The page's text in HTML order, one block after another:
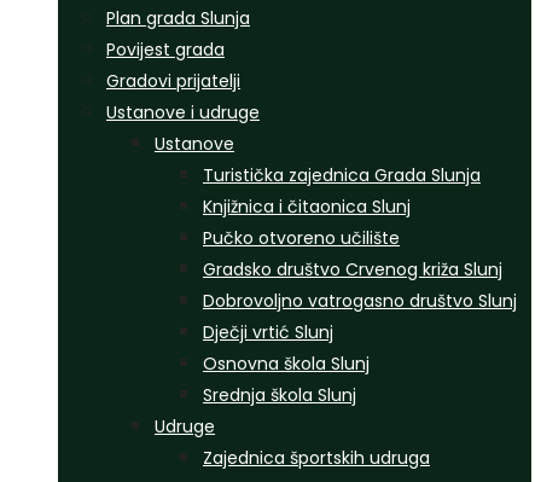
Plan grada Slunja
Povijest grada
Gradovi prijatelji
Ustanove i udruge
Ustanove
Turistička zajednica Grada Slunja
Knjižnica i čitaonica Slunj
Pučko otvoreno učilište
Gradsko društvo Crvenog križa Slunj
Dobrovoljno vatrogasno društvo Slunj
Dječji vrtić Slunj
Osnovna škola Slunj
Srednja škola Slunj
Udruge
Zajednica športskih udruga